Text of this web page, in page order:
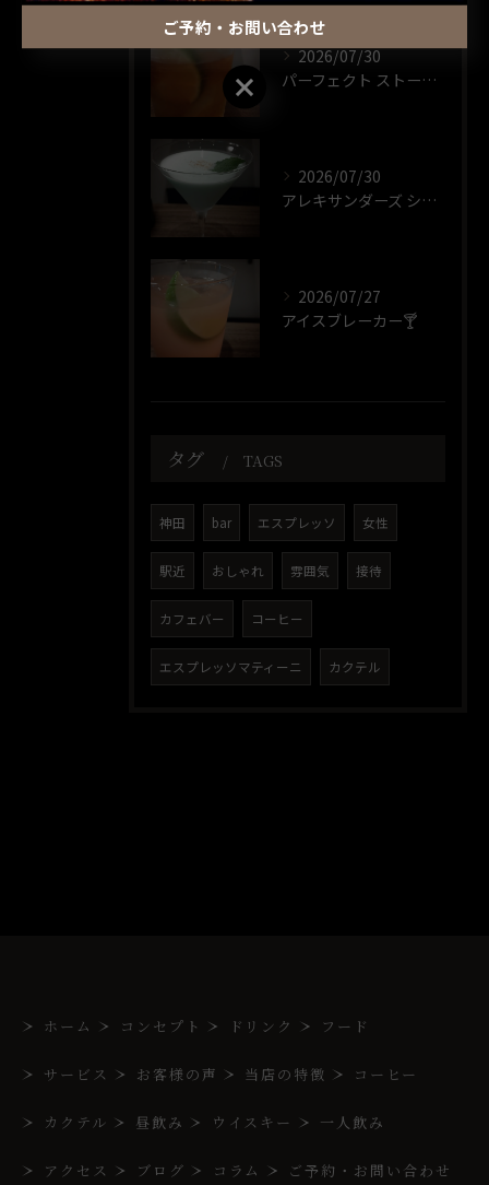
2026/07/30
パーフェクト ストーム🍸️
2026/07/30
アレキサンダーズ シスター🍸️
2026/07/27
アイスブレーカー🍸️
タグ TAGS
神田 bar エスプレッソ 女性
駅近 おしゃれ 雰囲気 接待
カフェバー コーヒー
エスプレッソマティーニ カクテル
ホーム コンセプト ドリンク フード
サービス お客様の声 当店の特徴 コーヒー
カクテル 昼飲み ウイスキー 一人飲み
アクセス ブログ コラム ご予約・お問い合わせ
ご予約・お問い合わせ
ご予約・お問い合わせ